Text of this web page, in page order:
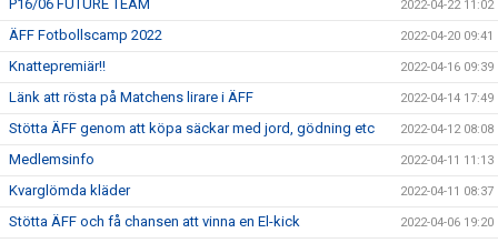
P16/06 FUTURE TEAM 2022-04-22 11:02
ÄFF Fotbollscamp 2022 2022-04-20 09:41
Knattepremiär!! 2022-04-16 09:39
Länk att rösta på Matchens lirare i ÄFF 2022-04-14 17:49
Stötta ÄFF genom att köpa säckar med jord, gödning etc 2022-04-12 08:08
Medlemsinfo 2022-04-11 11:13
Kvarglömda kläder 2022-04-11 08:37
Stötta ÄFF och få chansen att vinna en El-kick 2022-04-06 19:20